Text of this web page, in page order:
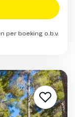
per boeking o.b.v.